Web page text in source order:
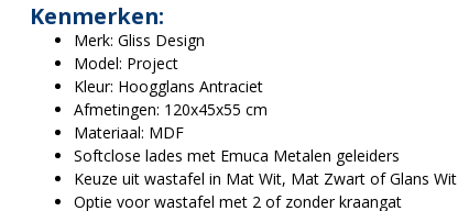
Kenmerken:
Merk: Gliss Design
Model: Project
Kleur: Hoogglans Antraciet
Afmetingen: 120x45x55 cm
Materiaal: MDF
Softclose lades met Emuca Metalen geleiders
Keuze uit wastafel in Mat Wit, Mat Zwart of Glans Wit
Optie voor wastafel met 2 of zonder kraangat